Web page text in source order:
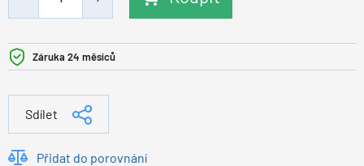
Záruka 24 měsíců
Sdílet
Přidat do porovnání